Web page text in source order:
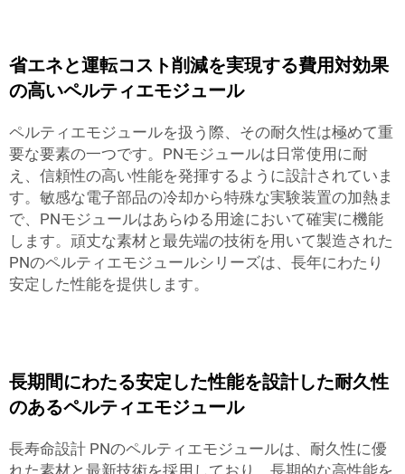
省エネと運転コスト削減を実現する費用対効果
の高いペルティエモジュール
ペルティエモジュールを扱う際、その耐久性は極めて重
要な要素の一つです。PNモジュールは日常使用に耐
え、信頼性の高い性能を発揮するように設計されていま
す。敏感な電子部品の冷却から特殊な実験装置の加熱ま
で、PNモジュールはあらゆる用途において確実に機能
します。頑丈な素材と最先端の技術を用いて製造された
PNのペルティエモジュールシリーズは、長年にわたり
安定した性能を提供します。
長期間にわたる安定した性能を設計した耐久性
のあるペルティエモジュール
長寿命設計 PNのペルティエモジュールは、耐久性に優
れた素材と最新技術を採用しており、長期的な高性能を